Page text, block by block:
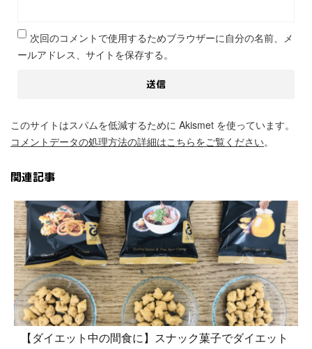
次回のコメントで使用するためブラウザーに自分の名前、メ
ールアドレス、サイトを保存する。
このサイトはスパムを低減するために Akismet を使っています。
コメントデータの処理方法の詳細はこちらをご覧ください。
関連記事
【ダイエット中の間食に】スナック菓子でダイエット